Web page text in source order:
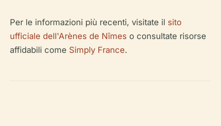
Per le informazioni più recenti, visitate il sito
ufficiale dell'Arènes de Nîmes o consultate risorse
affidabili come Simply France.